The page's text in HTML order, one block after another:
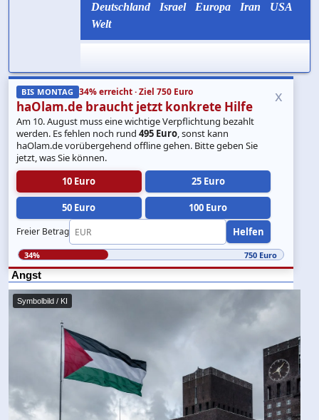
Deutschland Israel Europa Iran
USA
Welt
BIS MONTAG 34% erreicht · Ziel 750 Euro
haOlam.de braucht jetzt konkrete Hilfe
Am 10. August muss eine wichtige Verpflichtung bezahlt
werden. Es fehlen noch rund495 Euro, sonst kann
haOlam.de vorübergehend offline gehen. Bitte geben Sie
jetzt, was Sie können.
10 Euro
25 Euro
50 Euro 100 Euro
Freier Betrag Helfen
x
34% 750 Euro
Angst
Symbolbild / KI